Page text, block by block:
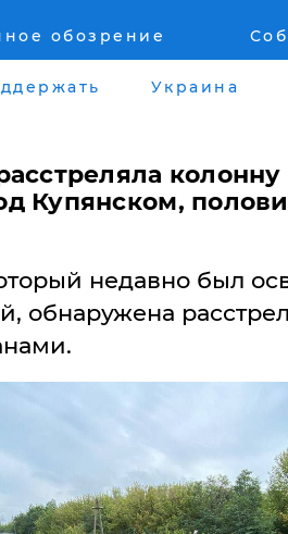
обозрение
Война на Донбассе и в
"ЛНР"
Оккупация
Новости Крыма
Донбасс
Армия Украины
Украина
колонну
Купянском,
недавно был
обнаружена